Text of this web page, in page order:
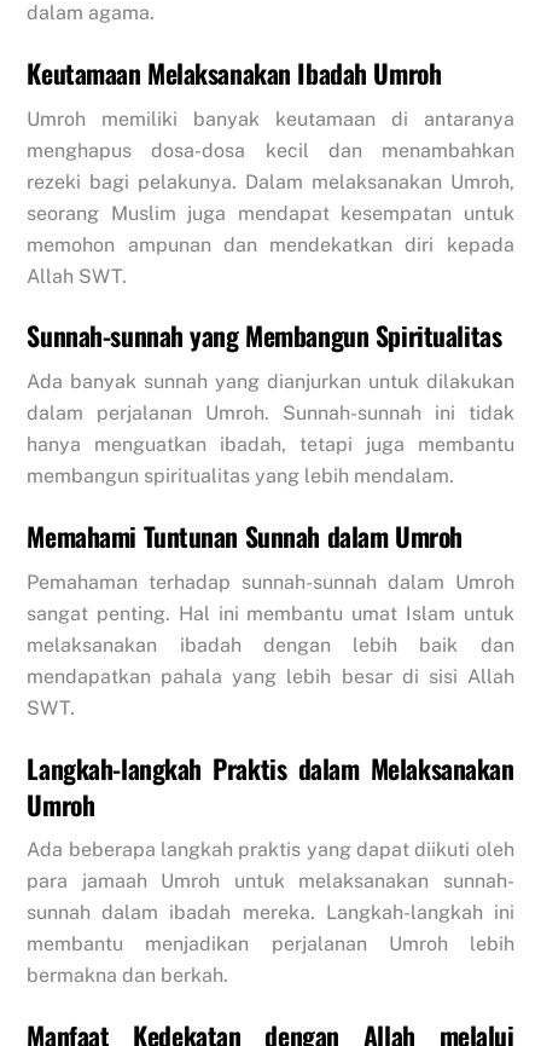
dalam agama.
Keutamaan Melaksanakan Ibadah Umroh
Umroh memiliki banyak keutamaan di antaranya
menghapus dosa-dosa kecil dan menambahkan
rezeki bagi pelakunya. Dalam melaksanakan Umroh,
seorang Muslim juga mendapat kesempatan untuk
memohon ampunan dan mendekatkan diri kepada
Allah SWT.
Sunnah-sunnah yang Membangun Spiritualitas
Ada banyak sunnah yang dianjurkan untuk dilakukan
dalam perjalanan Umroh. Sunnah-sunnah ini tidak
hanya menguatkan ibadah, tetapi juga membantu
membangun spiritualitas yang lebih mendalam.
Memahami Tuntunan Sunnah dalam Umroh
Pemahaman terhadap sunnah-sunnah dalam Umroh
sangat penting. Hal ini membantu umat Islam untuk
melaksanakan ibadah dengan lebih baik dan
mendapatkan pahala yang lebih besar di sisi Allah
SWT.
Langkah-langkah Praktis dalam Melaksanakan
Umroh
Ada beberapa langkah praktis yang dapat diikuti oleh
para jamaah Umroh untuk melaksanakan sunnah-
sunnah dalam ibadah mereka. Langkah-langkah ini
membantu menjadikan perjalanan Umroh lebih
bermakna dan berkah.
Manfaat Kedekatan dengan Allah melalui